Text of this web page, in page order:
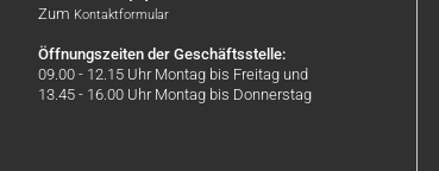
Zum Kontaktformular
Öffnungszeiten der Geschäftsstelle:
09.00 - 12.15 Uhr Montag bis Freitag und
13.45 - 16.00 Uhr Montag bis Donnerstag